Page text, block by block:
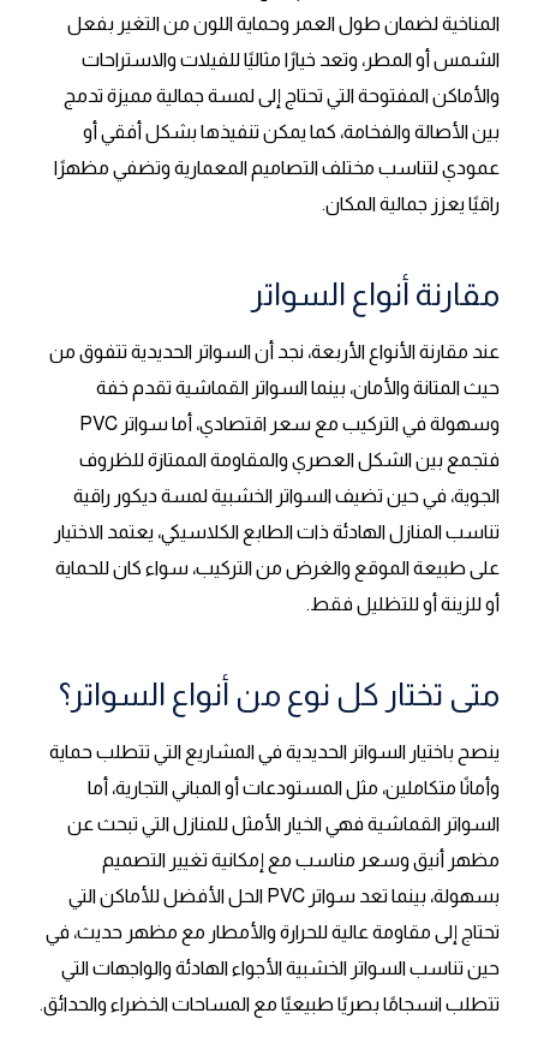
المناخية لضمان طول العمر وحماية اللون من التغير بفعل
الشمس أو المطر، وتعد خيارًا مثاليًا للفيلات والاستراحات
والأماكن المفتوحة التي تحتاج إلى لمسة جمالية مميزة تدمج
بين الأصالة والفخامة، كما يمكن تنفيذها بشكل أفقي أو
عمودي لتناسب مختلف التصاميم المعمارية وتضفي مظهرًا
راقيًا يعزز جمالية المكان.
مقارنة أنواع السواتر
عند مقارنة الأنواع الأربعة، نجد أن السواتر الحديدية تتفوق من
حيث المتانة والأمان، بينما السواتر القماشية تقدم خفة
وسهولة في التركيب مع سعر اقتصادي، أما سواتر PVC
فتجمع بين الشكل العصري والمقاومة الممتازة للظروف
الجوية، في حين تضيف السواتر الخشبية لمسة ديكور راقية
تناسب المنازل الهادئة ذات الطابع الكلاسيكي، يعتمد الاختيار
على طبيعة الموقع والغرض من التركيب، سواء كان للحماية
أو للزينة أو للتظليل فقط.
متى تختار كل نوع من أنواع السواتر؟
ينصح باختيار السواتر الحديدية في المشاريع التي تتطلب حماية
وأمانًا متكاملين، مثل المستودعات أو المباني التجارية، أما
السواتر القماشية فهي الخيار الأمثل للمنازل التي تبحث عن
مظهر أنيق وسعر مناسب مع إمكانية تغيير التصميم
بسهولة، بينما تعد سواتر PVC الحل الأفضل للأماكن التي
تحتاج إلى مقاومة عالية للحرارة والأمطار مع مظهر حديث، في
حين تناسب السواتر الخشبية الأجواء الهادئة والواجهات التي
تتطلب انسجامًا بصريًا طبيعيًا مع المساحات الخضراء والحدائق.